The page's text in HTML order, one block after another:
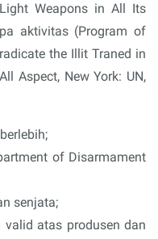
Weapons in All Its
aktivitas (Program of
the Illit Traned in
Aspect, New York: UN,
of Disarmament
senjata;
atas produsen dan